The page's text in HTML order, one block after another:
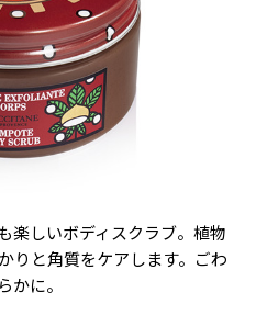
楽しいボディスクラブ。植物
りと角質をケアします。ごわ
かに。